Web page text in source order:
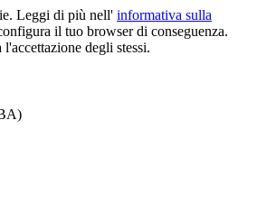
Leggi di più nell' informativa sulla
il tuo browser di conseguenza.
degli stessi.
)